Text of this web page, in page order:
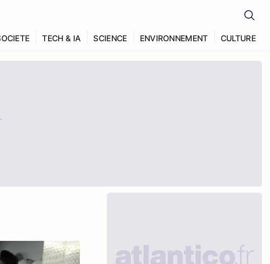
TECH & IA SCIENCE ENVIRONNEMENT CULTURE